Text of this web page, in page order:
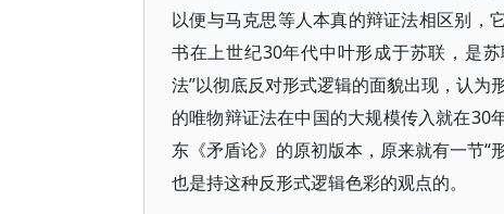
以便与马克思等人本真的辩证法相区别，
书在上世纪30年代中叶形成于苏联，是
法”以彻底反对形式逻辑的面貌出现，认为
的唯物辩证法在中国的大规模传入就在30
东《矛盾论》的原初版本，原来就有一节“
也是持这种反形式逻辑色彩的观点的。